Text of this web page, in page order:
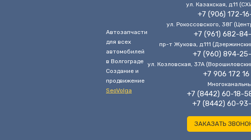
Автозапчасти
для всех
автомобилей
в Волгограде
Cоздание и
продвижение
SeoVolga
ул. Казахская, д.11
+7 (906) 172-
ул. Рокоссовского, 38Г
+7 (961) 682-
пр-т Жукова, д.111
+7 (960) 894-
ул. Козловская, 37А
+7 906 172
+7 (8442) 60-18-
+7 (8442) 60-
ЗАКАЗАТЬ